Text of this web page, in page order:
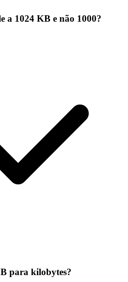
a 1024 KB e não 1000?
para kilobytes?